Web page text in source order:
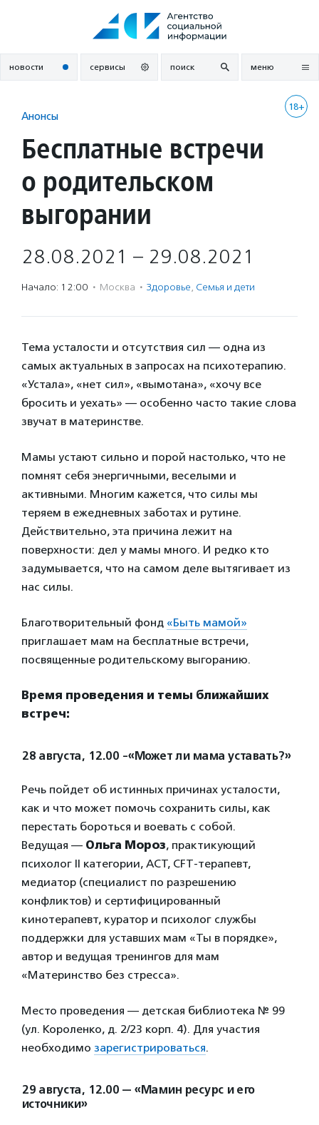
новости сервисы поиск меню
18+
Анонсы
Бесплатные встречи
о родительском
выгорании
28.08.2021 – 29.08.2021
Начало: 12:00 · Москва · Здоровье, Семья и дети
Тема усталости и отсутствия сил — одна из
самых актуальных в запросах на психотерапию.
«Устала», «нет сил», «вымотана», «хочу все
бросить и уехать» — особенно часто такие слова
звучат в материнстве.
Мамы устают сильно и порой настолько, что не
помнят себя энергичными, веселыми и
активными. Многим кажется, что силы мы
теряем в ежедневных заботах и рутине.
Действительно, эта причина лежит на
поверхности: дел у мамы много. И редко кто
задумывается, что на самом деле вытягивает из
нас силы.
Благотворительный фонд «Быть мамой»
приглашает мам на бесплатные встречи,
посвященные родительскому выгоранию.
Время проведения и темы ближайших
встреч:
28 августа, 12.00 -«Может ли мама уставать?»
Речь пойдет об истинных причинах усталости,
как и что может помочь сохранить силы, как
перестать бороться и воевать с собой.
Ведущая — Ольга Мороз, практикующий
психолог II категории, ACT, CFT-терапевт,
медиатор (специалист по разрешению
конфликтов) и сертифицированный
кинотерапевт, куратор и психолог службы
поддержки для уставших мам «Ты в порядке»,
автор и ведущая тренингов для мам
«Материнство без стресса».
Место проведения — детская библиотека № 99
(ул. Короленко, д. 2/23 корп. 4). Для участия
необходимо зарегистрироваться.
29 августа, 12.00 — «Мамин ресурс и его
источники»